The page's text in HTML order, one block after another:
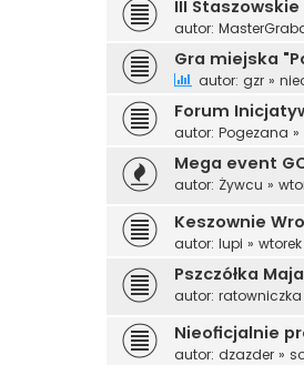
III
autor:
Gra miejska
autor: gzr »
Forum
autor: Pogezana »
Mega event
autor: Żywcu »
Keszownie
autor: lupi »
Pszczółka
autor: ratowniczka
Nieoficjalnie
autor: dzazder »